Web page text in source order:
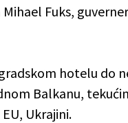
Fuks,
hotelu do
Balkanu,
Ukrajini.